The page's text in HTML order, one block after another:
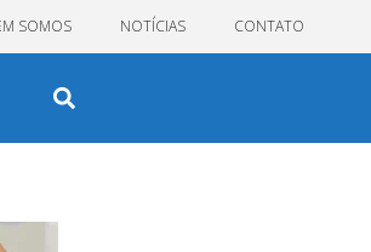
SOMOS NOTÍCIAS CONTATO